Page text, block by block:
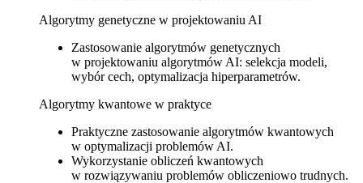
Algorytmy genetyczne w projektowaniu AI
Zastosowanie algorytmów genetycznych
w projektowaniu algorytmów AI: selekcja modeli,
wybór cech, optymalizacja hiperparametrów.
Algorytmy kwantowe w praktyce
Praktyczne zastosowanie algorytmów kwantowych
w optymalizacji problemów AI.
Wykorzystanie obliczeń kwantowych
w rozwiązywaniu problemów obliczeniowo trudnych.